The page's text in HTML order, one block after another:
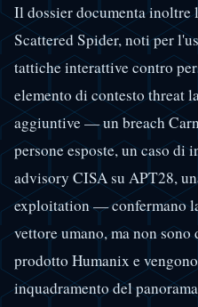
Il dossier documenta
Scattered Spider, noti per
tattiche interattive contro
elemento di contesto threat
aggiuntive — un breach
persone esposte, un caso di
advisory CISA su APT28,
exploitation — confermano
vettore umano, ma non
prodotto Humanix e
inquadramento del